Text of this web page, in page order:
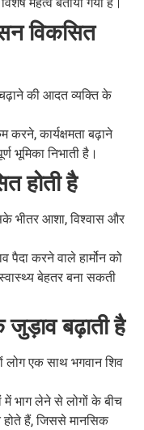
विकसित
की आदत व्यक्ति के
करने, कार्यक्षमता बढ़ाने
भूमिका निभाती है।
होती है
भीतर आशा, विश्वास और
पैदा करने वाले हार्मोन को
बेहतर बना सकती
बढ़ाती है
लोग एक साथ भगवान शिव
में भाग लेने से लोगों के बीच
हैं, जिससे मानसिक